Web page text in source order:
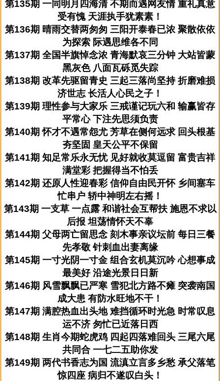
第135期 一同明月四海清 不期而遇网友情 重礼真意
受有愧 天涯执手犹素素！
第136期 晴雨交替两匆匆 三阳开泰春已浓 聚散依依
为探索 际遇思维各不同
第137期 全国半旗悼念浓 青海默哀三分钟 大站皆蒙
黑灰色 八面瓦砾觅失踪
第138期 改革先驱留青史 三起三落尚坚持 折磨难损
济世志 长活人心民之子！
第139期 理性参与大家乐 三戒谨记玩六和 输赢皆存
平常心 下注先思须负责
第140期 怀才不遇常怨尤 芳草在侧何远求 回头根基
夯坚固 皇天公平不保留
第141期 知足常乐永无忧 见好就收莫逗留 富贵吉祥
满堂彩 把握得当不怕丢
第142期 还原人性迎春彩 信仰自由民开怀 乡间塞车
忙串户 轿中神明左右摇！
第143期 一支草 一点露 和谐社会互帮扶 施恩不求以
后报 坦荡情怀天不辜
第144期 父母两亡留思念 刻木事亲议坛前 每日三餐
先孝敬 针刺血出妻离缘
第145期 一寸光阴一寸金 组合玄机莫沉吟 心想事成
最美好 沿途光景日日新
第146期 风雪飘飘已严寒 雪犯北方路不瘫 突袭南国
成大患 有防水旺地不干！
第147期 满腔热血出头地 难挡循环时光急 时常叹息
运不济 匆忙已近落日西
第148期 生肖今期蛇虎鸡 四起四落难回头 三尾六尾
共同合 一七二五助你发
第149期 两代书香志为国 流滇立言多乡愁 承父落笔
惊四座 病归不遂叹白头！